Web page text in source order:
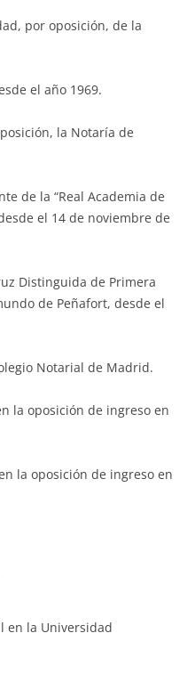
por oposición, de la
el año 1969.
la Notaría de
la “Real Academia de
el 14 de noviembre de
Distinguida de Primera
de Peñafort, desde el
Notarial de Madrid.
oposición de ingreso en
oposición de ingreso en
la Universidad